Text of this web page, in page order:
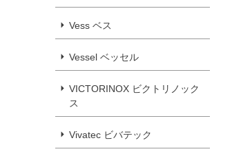
Vess ベス
Vessel ベッセル
VICTORINOX ビクトリノック
ス
Vivatec ビバテック